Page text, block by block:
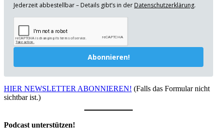
Jederzeit abbestellbar – Details gibt’s in der Datenschutzerklärung.
Abonnieren!
HIER NEWSLETTER ABONNIEREN! (Falls das Formular nicht
sichtbar ist.)
Podcast unterstützen!